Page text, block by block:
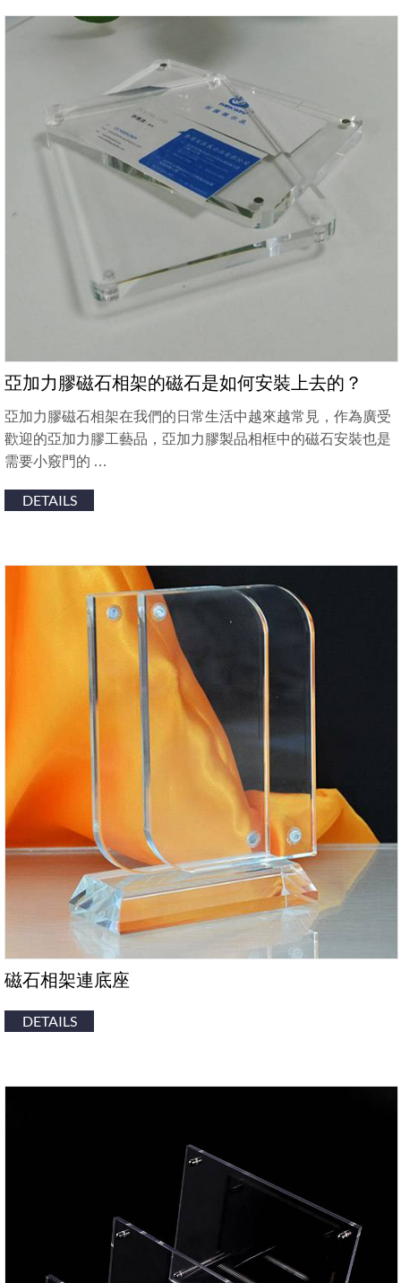
亞加力膠磁石相架的磁石是如何安裝上去的？
亞加力膠磁石相架在我們的日常生活中越來越常見，作為廣受
歡迎的亞加力膠工藝品，亞加力膠製品相框中的磁石安裝也是
需要小竅門的 …
DETAILS
磁石相架連底座
DETAILS